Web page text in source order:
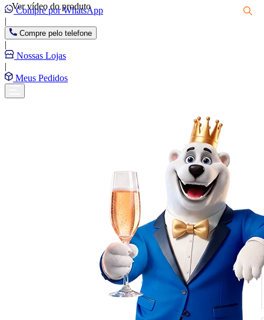
Compre por WhatsApp
|
Compre pelo telefone
|
Nossas Lojas
|
Meus Pedidos
Ver vídeo do produto